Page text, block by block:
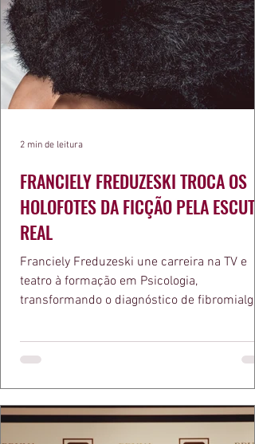
FRANCIELY FREDUZESKI TROCA OS
HOLOFOTES DA FICÇÃO PELA ESCUTA
REAL
Franciely Freduzeski une carreira na TV e
teatro à formação em Psicologia,
transformando o diagnóstico de fibromialgia
medalha Chiquinha Gonzaga.
2 min de leitura